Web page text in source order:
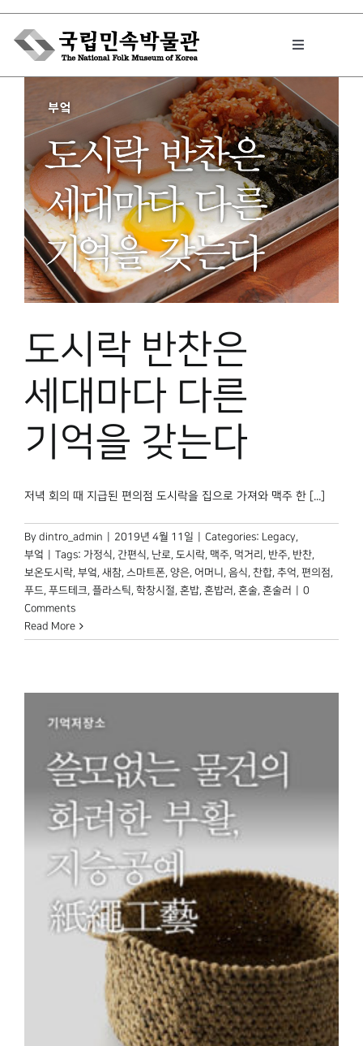
Skip
content
Toggle
박물관에서는
민속이야기
민속 인사이드
원문보기 PDF
박물관 홈페이지
도시락 반찬은
세대마다 다른
기억을 갖는다
저녁 회의 때 지급된 편의점 도시락을 집으로 가져와 맥주 한 [...]
By dintro_admin 2019년 4월 11일 Categories: Legacy
부엌
Tags: 가정식 간편식 난로 도시락 맥주 먹거리 반주 반찬
보온도시락 부엌 새참 스마트폰 양은 어머니 음식 찬합 추억 편의점
푸드 푸드테크 플라스틱 학창시절 혼밥 혼밥러 혼술 혼술러
0
Comments
Read More